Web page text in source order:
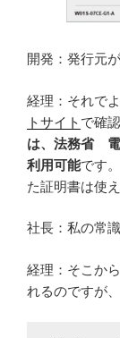
開発：発行元
経理：それでよ
トサイト で確
は、法務省 電
利用可能です
た証明書は使え
社長：私の常
経理：そこか
れるのですが